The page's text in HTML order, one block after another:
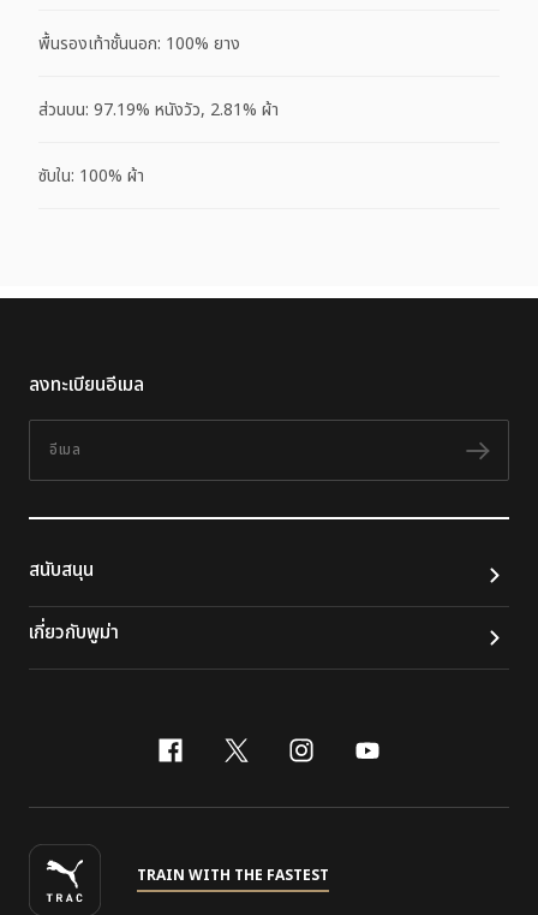
พื้นรองเท้าชั้นนอก: 100% ยาง
ส่วนบน: 97.19% หนังวัว, 2.81% ผ้า
ซับใน: 100% ผ้า
ลงทะเบียนอีเมล
ติดต
สนับสนุน
เกี่ยวกับพูม่า
facebook
x-twitter
instagram
youtube
TRAIN WITH THE FASTEST